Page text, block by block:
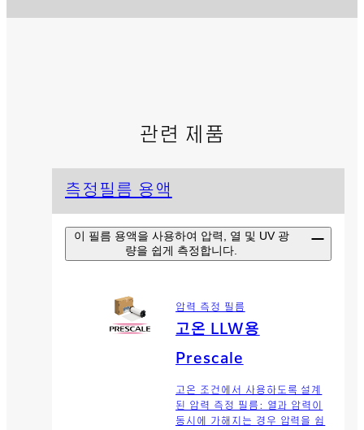
관련 제품
측정필름 용액
이 필름 용액을 사용하여 압력, 열 및 UV 광
량을 쉽게 측정합니다.
압력 측정 필름
고온 LLW용
Prescale
고온 조건에서 사용하도록 설계
된 압력 측정 필름: 열과 압력이
동시에 가해지는 경우 압력을 쉽